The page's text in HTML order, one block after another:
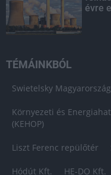
évre
TÉMÁINKBÓL
Swietelsky
Környezeti és
(KEHOP)
Liszt Ferenc repülőtér
Hódút Kft. HE-DO Kft.